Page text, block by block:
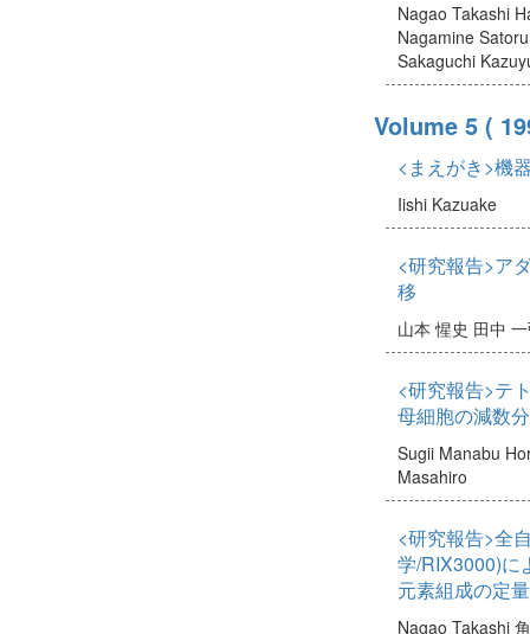
Nagao Takashi
Nagamine Satoru
Sakaguchi
Volume 5 (
<まえがき>機
Iishi Kazuake
<研究報告>ア
移
山本 惺史 田中
<研究報告>テ
母細胞の減数
Sugii Manabu
Masahiro
<研究報告>全
学/RIX3000)に
元素組成の定量
Nagao Takashi